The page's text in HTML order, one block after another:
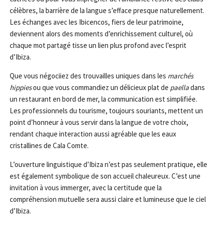
célèbres, la barrière de la langue s’efface presque naturellement.
Les échanges avec les Ibicencos, fiers de leur patrimoine,
deviennent alors des moments d’enrichissement culturel, où
chaque mot partagé tisse un lien plus profond avec l’esprit
d’Ibiza.
Que vous négociiez des trouvailles uniques dans les marchés
hippiesou que vous commandiez un délicieux plat de paelladans
un restaurant en bord de mer, la communication est simplifiée.
Les professionnels du tourisme, toujours souriants, mettent un
point d’honneur à vous servir dans la langue de votre choix,
rendant chaque interaction aussi agréable que les eaux
cristallines de Cala Comte.
L’ouverture linguistique d’Ibiza n’est pas seulement pratique, elle
est également symbolique de son accueil chaleureux. C’est une
invitation à vous immerger, avec la certitude que la
compréhension mutuelle sera aussi claire et lumineuse que le ciel
d’Ibiza.